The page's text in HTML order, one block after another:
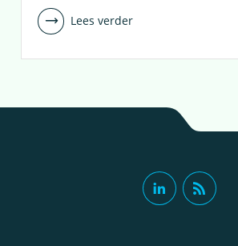
Lees verder